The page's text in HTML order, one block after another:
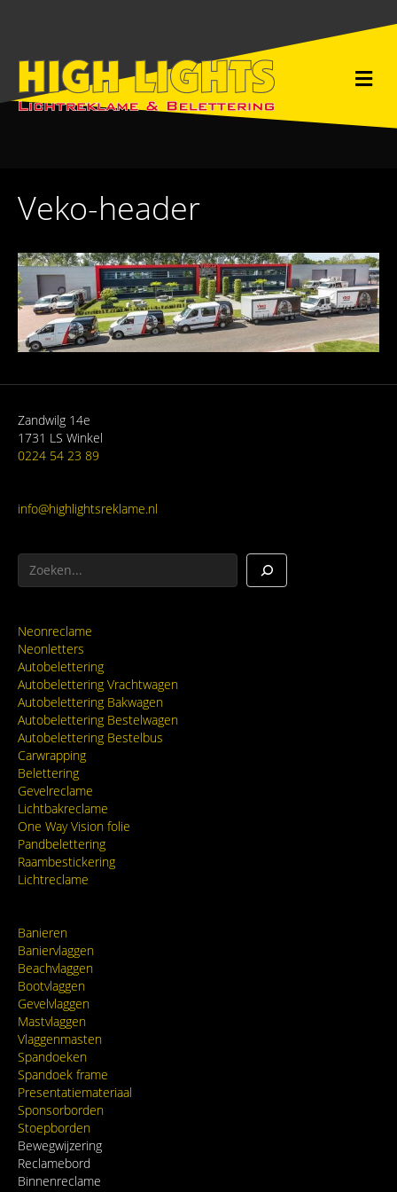
M
e
u
Veko-header
Zandwilg 14e
1731 LS Winkel
0224 54 23 89
info@highlightsreklame.nl
Zoeken
Neonreclame
Neonletters
Autobelettering
Autobelettering Vrachtwagen
Autobelettering Bakwagen
Autobelettering Bestelwagen
Autobelettering Bestelbus
Carwrapping
Belettering
Gevelreclame
Lichtbakreclame
One Way Vision folie
Pandbelettering
Raambestickering
Lichtreclame
Banieren
Baniervlaggen
Beachvlaggen
Bootvlaggen
Gevelvlaggen
Mastvlaggen
Vlaggenmasten
Spandoeken
Spandoek frame
Presentatiemateriaal
Sponsorborden
Stoepborden
Bewegwijzering
Reclamebord
Binnenreclame